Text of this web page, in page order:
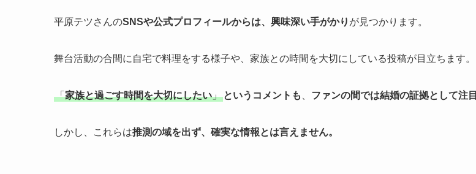
平原テツさんのSNSや公式プロフィールからは、興味深い手がかり が見つかります。
舞台活動の合間に自宅で料理をする様子や、家族との時間を大切にしている投稿が目立ちます。
「家族と過ごす時間を大切にしたい」 というコメントも ファンの間では結婚の証拠として注目
しかし、これらは推測の域を出ず、確実な情報とは言えません。